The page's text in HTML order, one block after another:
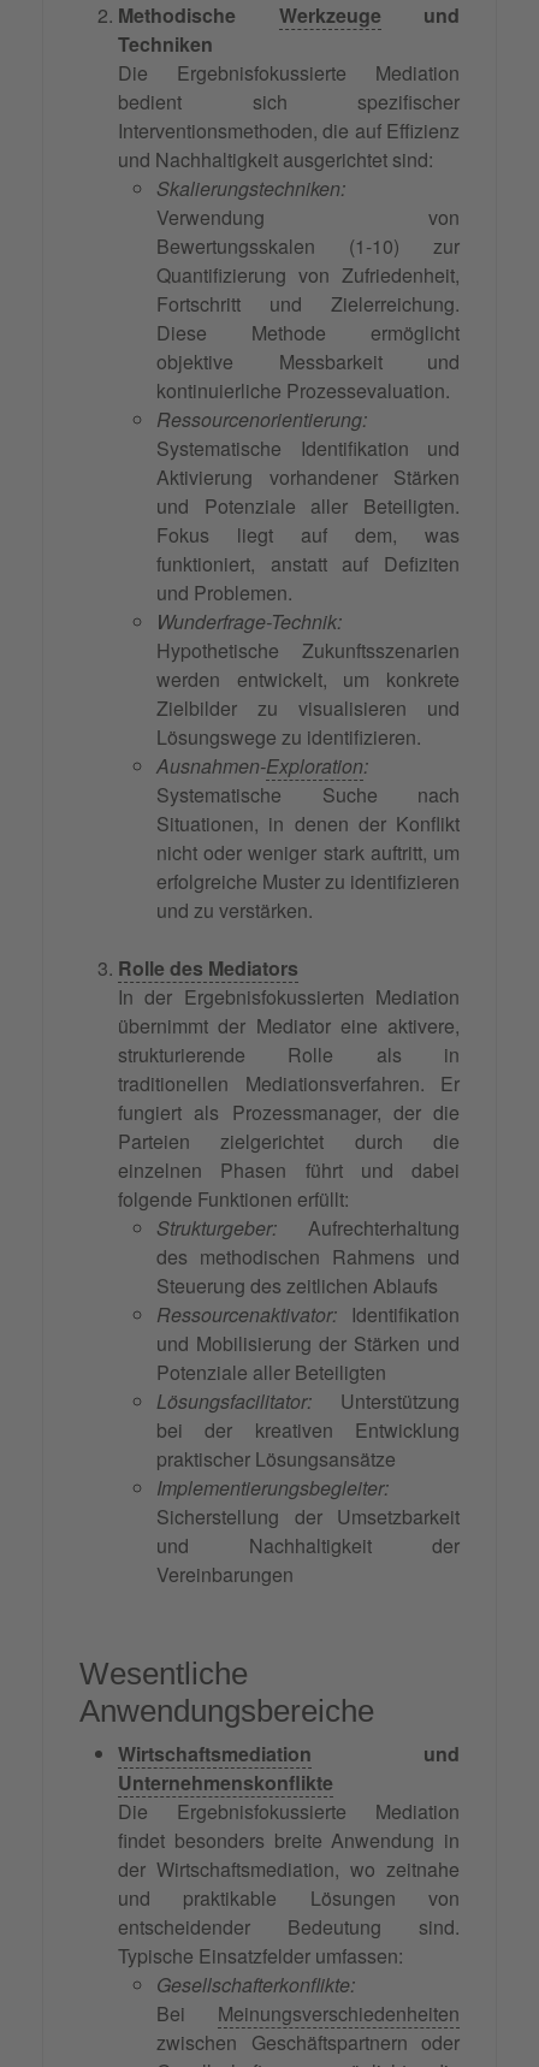
Methodische Werkzeuge und
Techniken
Die Ergebnisfokussierte Mediation
bedient sich spezifischer
Interventionsmethoden, die auf Effizienz
und Nachhaltigkeit ausgerichtet sind:
Skalierungstechniken:
Verwendung von
Bewertungsskalen (1-10) zur
Quantifizierung von Zufriedenheit,
Fortschritt und Zielerreichung.
Diese Methode ermöglicht
objektive Messbarkeit und
kontinuierliche Prozessevaluation.
Ressourcenorientierung:
Systematische Identifikation und
Aktivierung vorhandener Stärken
und Potenziale aller Beteiligten.
Fokus liegt auf dem, was
funktioniert, anstatt auf Defiziten
und Problemen.
Wunderfrage-Technik:
Hypothetische Zukunftsszenarien
werden entwickelt, um konkrete
Zielbilder zu visualisieren und
Lösungswege zu identifizieren.
Ausnahmen-Exploration:
Systematische Suche nach
Situationen, in denen der Konflikt
nicht oder weniger stark auftritt, um
erfolgreiche Muster zu identifizieren
und zu verstärken.
Rolle des Mediators
In der Ergebnisfokussierten Mediation
übernimmt der Mediator eine aktivere,
strukturierende Rolle als in
traditionellen Mediationsverfahren. Er
fungiert als Prozessmanager, der die
Parteien zielgerichtet durch die
einzelnen Phasen führt und dabei
folgende Funktionen erfüllt:
Strukturgeber: Aufrechterhaltung
des methodischen Rahmens und
Steuerung des zeitlichen Ablaufs
Ressourcenaktivator: Identifikation
und Mobilisierung der Stärken und
Potenziale aller Beteiligten
Lösungsfacilitator: Unterstützung
bei der kreativen Entwicklung
praktischer Lösungsansätze
Implementierungsbegleiter:
Sicherstellung der Umsetzbarkeit
und Nachhaltigkeit der
Vereinbarungen
Wesentliche
Anwendungsbereiche
Wirtschaftsmediation und
Unternehmenskonflikte
Die Ergebnisfokussierte Mediation
findet besonders breite Anwendung in
der Wirtschaftsmediation, wo zeitnahe
und praktikable Lösungen von
entscheidender Bedeutung sind.
Typische Einsatzfelder umfassen:
Gesellschafterkonflikte:
Bei Meinungsverschiedenheiten
zwischen Geschäftspartnern oder